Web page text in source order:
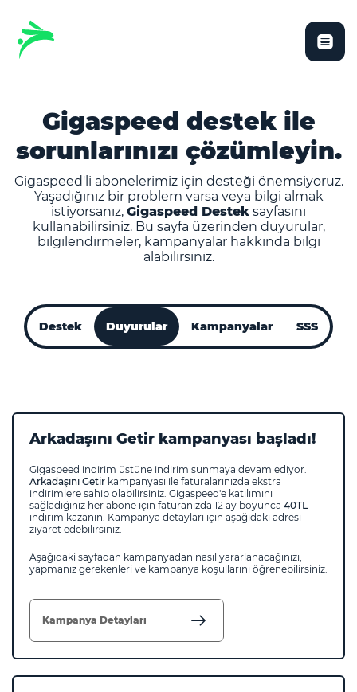
Gigaspeed destek ile
sorunlarınızı çözümleyin.
Gigaspeed'li abonelerimiz için desteği önemsiyoruz.
Yaşadığınız bir problem varsa veya bilgi almak
istiyorsanız, Gigaspeed Destek sayfasını
kullanabilirsiniz. Bu sayfa üzerinden duyurular,
bilgilendirmeler, kampanyalar hakkında bilgi
alabilirsiniz.
Destek Duyurular Kampanyalar SSS
Arkadaşını Getir kampanyası başladı!
Gigaspeed indirim üstüne indirim sunmaya devam ediyor.
Arkadaşını Getir kampanyası ile faturalarınızda ekstra
indirimlere sahip olabilirsiniz. Gigaspeed'e katılımını
sağladığınız her abone için faturanızda 12 ay boyunca 40TL
indirim kazanın. Kampanya detayları için aşağıdaki adresi
ziyaret edebilirsiniz.
Aşağıdaki sayfadan kampanyadan nasıl yararlanacağınızı,
yapmanız gerekenleri ve kampanya koşullarını öğrenebilirsiniz.
Kampanya Detayları